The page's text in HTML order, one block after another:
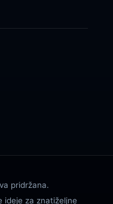
pridržana.
ideje za znatiželjne